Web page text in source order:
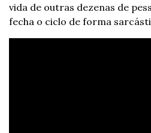
vida de outras dezenas de
fecha o ciclo de forma